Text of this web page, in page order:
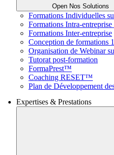
Open Nos Solutions
Formations Individuelles
Formations Intra-entreprise
Formations Inter-entreprise
Conception de formations
Organisation de Webinar
Tutorat post-formation
FormaPrest™
Coaching RESET™
Plan de Développement
Expertises & Prestations